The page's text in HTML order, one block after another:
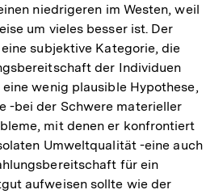
niedrigeren im Westen, weil
um vieles besser ist. Der
subjektive Kategorie, die
der Individuen
wenig plausible Hypothese,
-bei der Schwere materieller
mit denen er konfrontiert
Umweltqualität -eine auch
für ein
aufweisen sollte wie der